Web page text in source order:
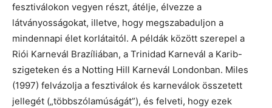
fesztiválokon vegyen részt, átélje, élvezze a
látványosságokat, illetve, hogy megszabaduljon a
mindennapi élet korlátaitól. A példák között szerepel a
Riói Karnevál Brazíliában, a Trinidad Karnevál a Karib-
szigeteken és a Notting Hill Karnevál Londonban. Miles
(1997) felvázolja a fesztiválok és karneválok összetett
jellegét („többszólamúságát”), és felveti, hogy ezek